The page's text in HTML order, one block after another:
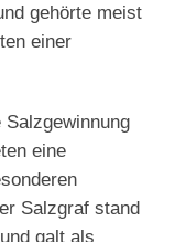
gehörte meist
einer
eine
Salzgraf stand
galt als